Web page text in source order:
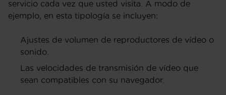
servicio cada vez que usted visita. A modo de
ejemplo, en esta tipología se incluyen:
Ajustes de volumen de reproductores de vídeo o
sonido.
Las velocidades de transmisión de vídeo que
sean compatibles con su navegador.